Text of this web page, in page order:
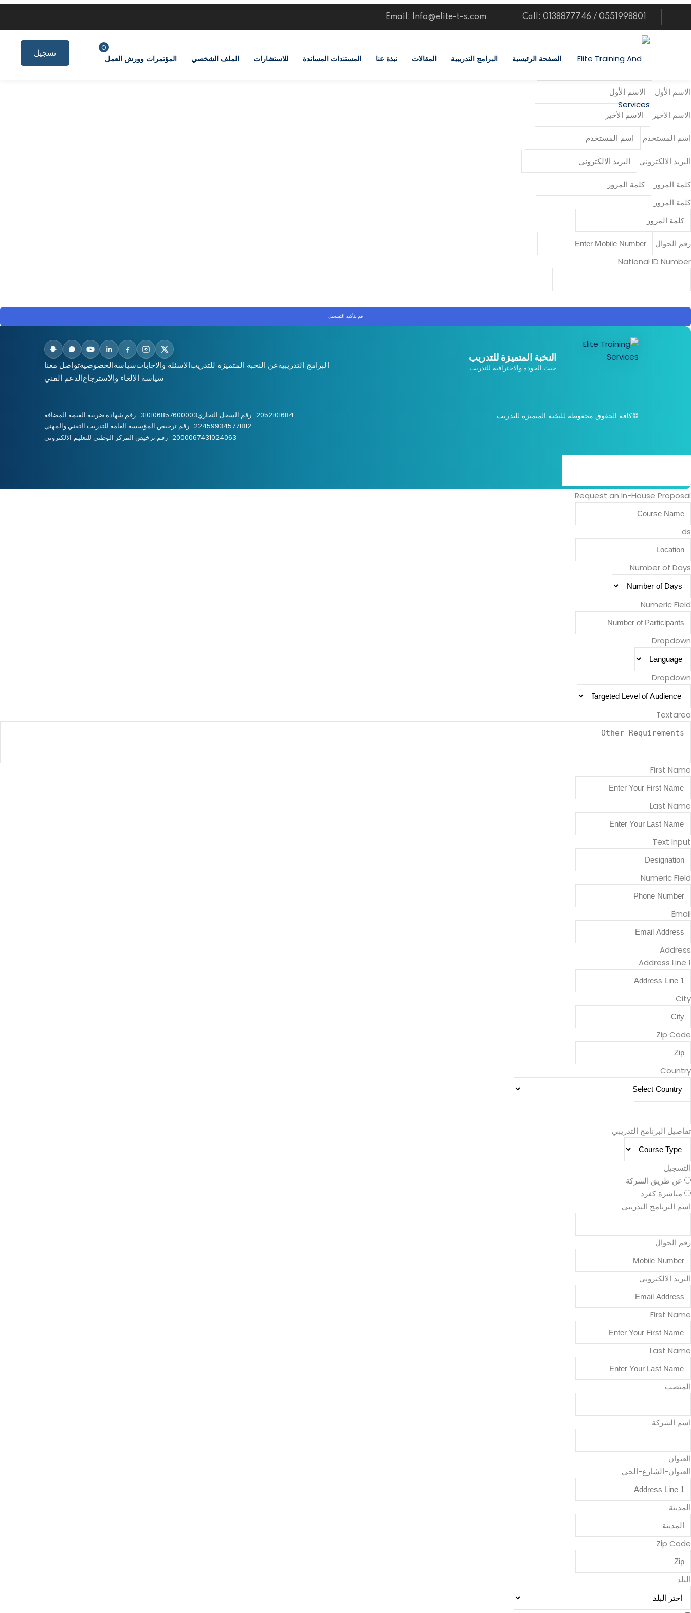
Skip
content
Call: 0138877746 / 0551998801
Email: Info@elite-t-s.com
الصفحة الرئيسية البرامج التدريبية المقالات نبذة عنا المستندات المساندة للاستشارات الملف الشخصي المؤتمرات وورش العمل
0
تسجيل
الاسم الأول
الاسم الأخير
اسم المستخدم
البريد الالكتروني
كلمة المرور
كلمة المرور
رقم الجوال
National ID Number
قم بتأكيد التسجيل
النخبة المتميزة للتدريب
حيث الجودة والاحترافية للتدريب البرامج التدريبيةعن النخبة المتميزة للتدريبالاسئلة والاجاباتسياسةالخصوصيةتواصل معنا
سياسة الإلغاء والاسترجاعالدعم الفني
©كافة الحقوق محفوظة للنخبة المتميزة للتدريب 2052101684 : رقم السجل التجاري
310106857600003 : رقم شهادة ضريبة القيمة المضافة
224599345771812 : رقم ترخيص المؤسسة العامة للتدريب التقني والمهني
2000067431024063 : رقم ترخيص المركز الوطني للتعليم الالكتروني
Request an In-House Proposal
ds
Number of Days
Numeric Field
Dropdown
Dropdown
Textarea
First Name
Last Name
Text Input
Numeric Field
Email
Address
Address Line 1
City
Zip Code
Country
تفاصيل البرنامج التدريبي
التسجيل
عن طريق الشركة
مباشرة كفرد
اسم البرنامج التدريبي
رقم الجوال
البريد الالكتروني
First Name
Last Name
المنصب
اسم الشركة
العنوان
العنوان-الشارع-الحي
المدينة
Zip Code
البلد